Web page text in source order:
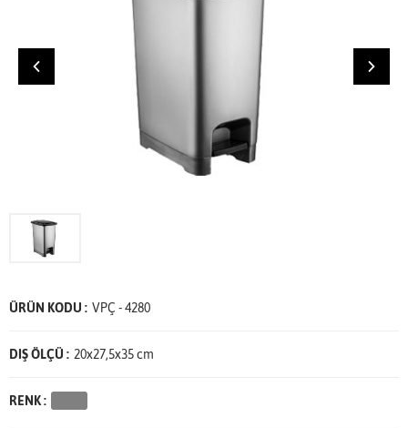
ÜRÜN KODU : VPÇ - 4280
DIŞ ÖLÇÜ : 20x27,5x35 cm
RENK :